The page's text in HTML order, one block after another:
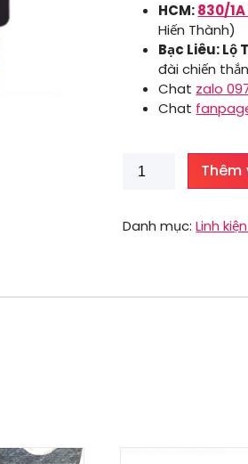
HCM:830/1A
Hiến Thành)
Bạc Liêu: Lộ
đài chiến
Chat zalo
Chat
Mặt
kính
Iconia
713
Thêm
Danh mục:Linh